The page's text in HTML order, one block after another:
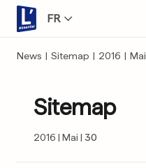
FR
News | Sitemap | 2016 | Mai
Sitemap
2016 Mai 30